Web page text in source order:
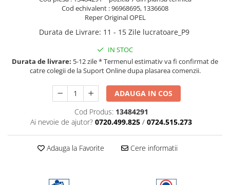
Cod echivalent : 96968695, 1336608
Reper Original OPEL
Durata de Livrare: 11 - 15 Zile lucratoare_P9
IN STOC
Durata de livrare: 5-12 zile * Termenul estimativ va fi confirmat de
catre colegii de la Suport Online dupa plasarea comenzii.
ADAUGA IN COS
Cod Produs: 13484291
Ai nevoie de ajutor? 0720.499.825 / 0724.515.273
Adauga la Favorite Cere informatii